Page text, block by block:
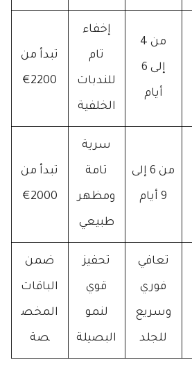
من 4
إلى 6
أيام
إخفاء
تام
للندبات
الخلفية
تبدأ من
2200€
من 6 إلى
9 أيام
سرية
تامة
ومظهر
طبيعي
تبدأ من
2000€
تعافي
فوري
وسريع
للجلد
تحفيز
قوي
لنمو
البصيلة
ضمن
الباقات
المخص
صة